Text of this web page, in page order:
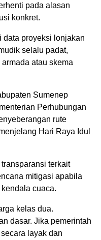
pada alasan
konkret.
data proyeksi lonjakan
selalu padat,
atau skema
Sumenep
Perhubungan
rute
Hari Raya Idul
terkait
mitigasi apabila
cuaca.
kelas dua.
dasar. Jika pemerintah
layak dan